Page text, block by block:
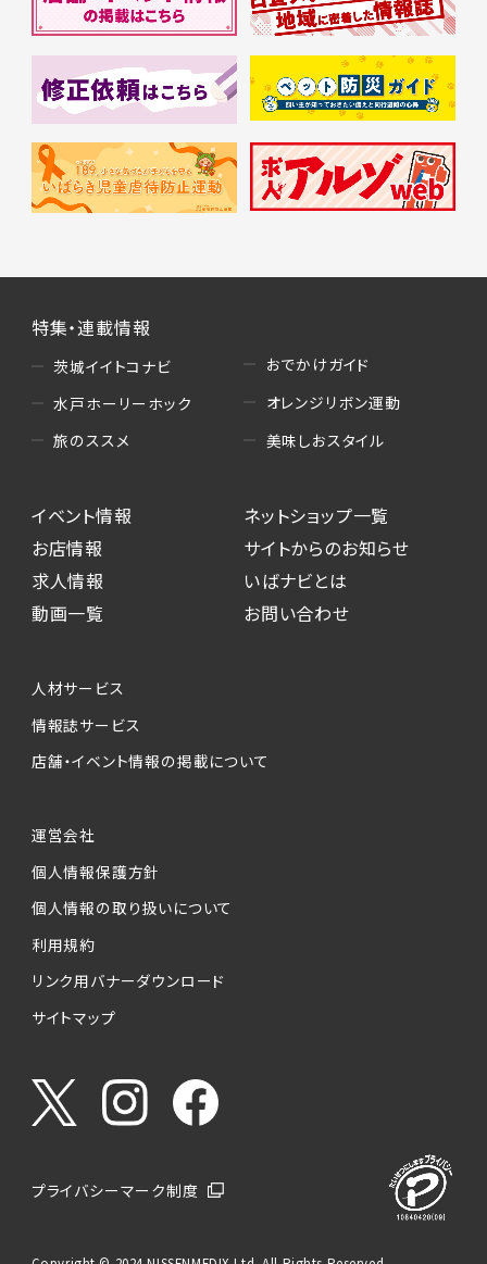
特集・連載情報
茨城イイトコナビ
水戸ホーリーホック
旅のススメ
おでかけガイド
オレンジリボン運動
美味しおスタイル
イベント情報
お店情報
求人情報
動画一覧
ネットショップ一覧
サイトからのお知らせ
いばナビとは
お問い合わせ
人材サービス
情報誌サービス
店舗・イベント情報の掲載について
運営会社
個人情報保護方針
個人情報の取り扱いについて
利用規約
リンク用バナーダウンロード
サイトマップ
プライバシーマーク制度